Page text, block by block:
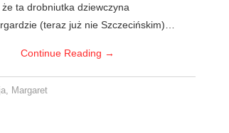
ta drobniutka dziewczyna
(teraz już nie Szczecińskim)…
Continue Reading →
, Margaret